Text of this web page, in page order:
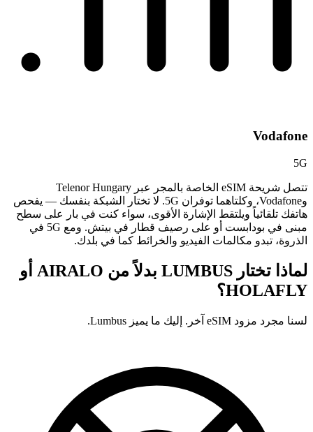
Vodafone
5G
تتصل شريحة eSIM الخاصة بالمجر عبر Telenor Hungary
وVodafone، وكلتاهما توفران 5G. لا تختار الشبكة بنفسك — يفحص
هاتفك تلقائياً ويلتقط الإشارة الأقوى، سواء كنت في بار على سطح
مبنى في بودابست أو على رصيف قطار في بيتش. ومع 5G في
الذروة، تبدو مكالمات الفيديو والخرائط كما في بلدك.
لماذا تختار LUMBUS بدلاً من
AIRALO أو
HOLAFLY؟
لسنا مجرد مزود eSIM آخر. إليك ما يميز Lumbus.